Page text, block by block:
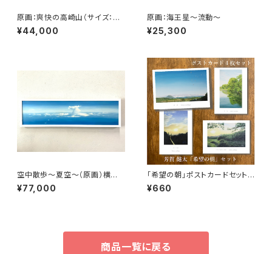
原画：爽快の高崎山（サイズ：S
M号・額縁外寸：たて25.8cm×
よこ32.7㎝×奥行4.5㎝）
¥44,000
原画：海王星〜流動〜
¥25,300
空中散歩～夏空～（原画）横長
サイズ： 横930mm×縦240m
m
¥77,000
「希望の朝」ポストカードセット
（4枚入り）
¥660
商品一覧に戻る